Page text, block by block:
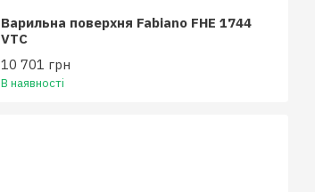
Варильна поверхня Fabiano FHE 1744
VTC
10 701 грн
В наявності